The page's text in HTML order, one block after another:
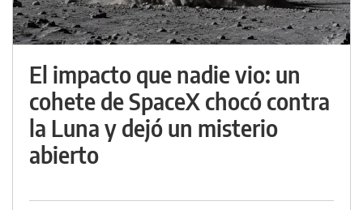
El impacto que nadie vio: un
cohete de SpaceX chocó contra
la Luna y dejó un misterio
abierto